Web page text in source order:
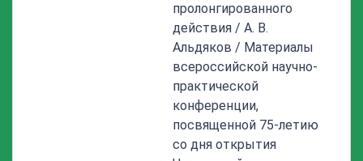
пролонгированного
действия / А. В.
Альдяков / Материалы
всероссийской научно-
практической
конференции,
посвященной 75-летию
со дня открытия